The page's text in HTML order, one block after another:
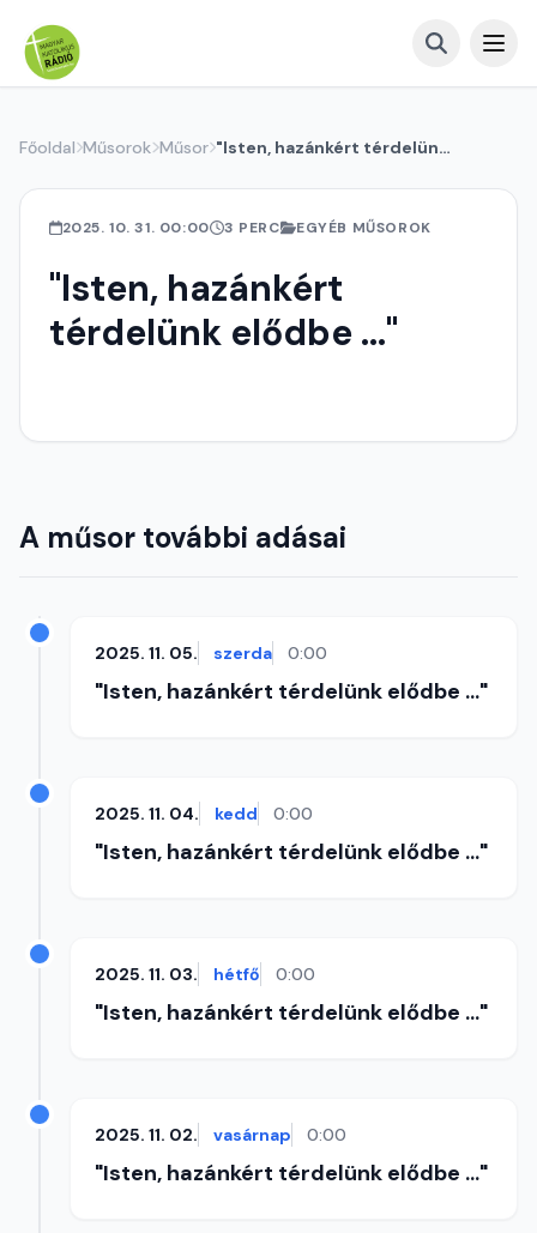
Főoldal Műsorok Műsor "Isten, hazánkért térdelünk elődbe ..."
2025. 10. 31. 00:00 3 PERC EGYÉB MŰSOROK
"Isten, hazánkért
térdelünk elődbe ..."
A műsor további adásai
2025. 11. 05. szerda 0:00
"Isten, hazánkért térdelünk elődbe ..."
2025. 11. 04. kedd 0:00
"Isten, hazánkért térdelünk elődbe ..."
2025. 11. 03. hétfő 0:00
"Isten, hazánkért térdelünk elődbe ..."
2025. 11. 02. vasárnap 0:00
"Isten, hazánkért térdelünk elődbe ..."